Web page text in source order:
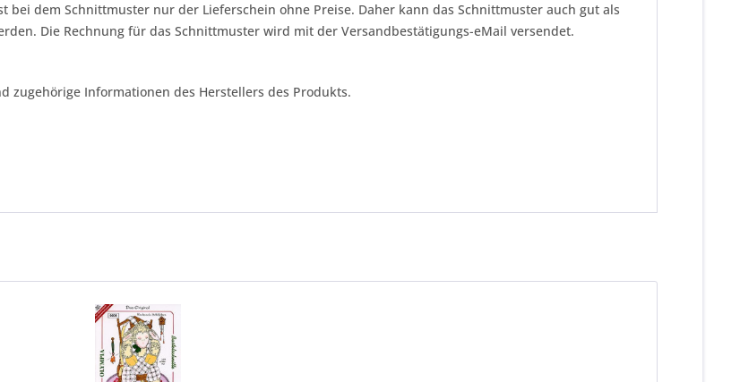
bei dem Schnittmuster nur der Lieferschein ohne Preise. Daher kann das Schnittmuster auch gut als
Die Rechnung für das Schnittmuster wird mit der Versandbestätigungs-eMail versendet.
zugehörige Informationen des Herstellers des Produkts.